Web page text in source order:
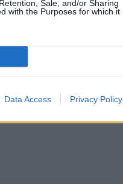
Sale, and/or Sharing
with the Purposes for which it
Data Access Privacy Policy